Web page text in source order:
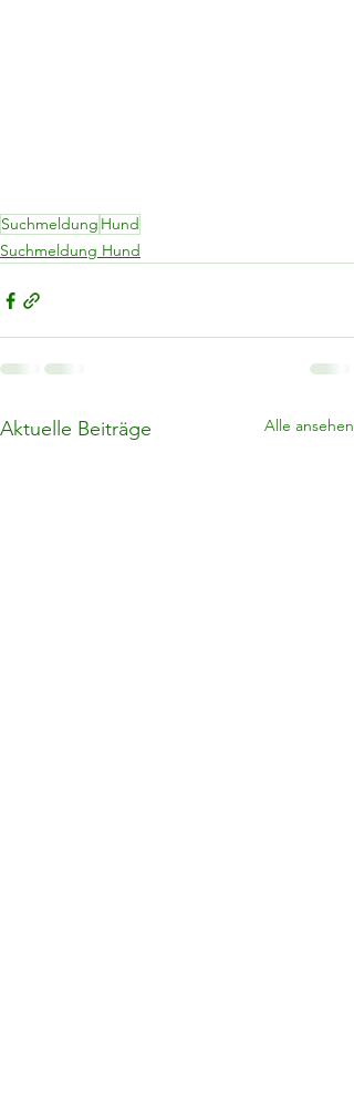
Suchmeldung Hund
Suchmeldung Hund
Aktuelle Beiträge Alle ansehen